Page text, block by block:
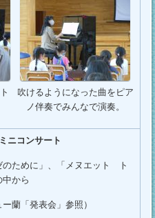
吹けるようになった曲をピア
ノ伴奏でみんなで演奏。
ニコンサート
のために」、「メヌエット ト
から
蘭「発表会」参照）